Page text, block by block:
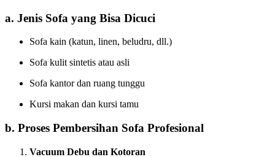
a. Jenis Sofa yang Bisa Dicuci
Sofa kain (katun, linen, beludru, dll.)
Sofa kulit sintetis atau asli
Sofa kantor dan ruang tunggu
Kursi makan dan kursi tamu
b. Proses Pembersihan Sofa Profesional
Vacuum Debu dan Kotoran